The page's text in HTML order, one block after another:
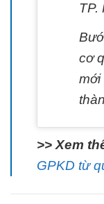
TP.
cơ
mới
>> Xem
GPKD từ